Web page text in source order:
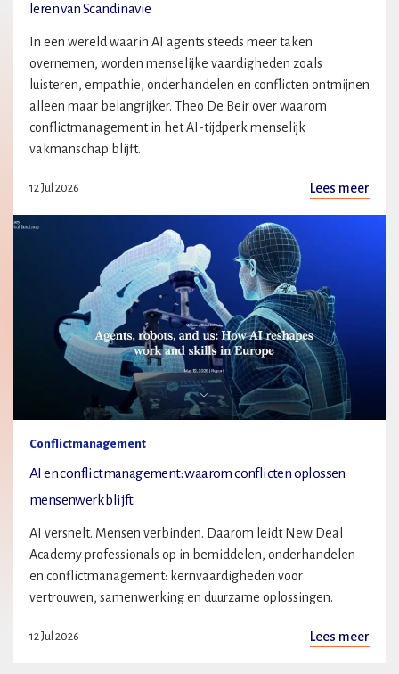
leren van Scandinavië
In een wereld waarin AI agents steeds meer taken
overnemen, worden menselijke vaardigheden zoals
luisteren, empathie, onderhandelen en conflicten ontmijnen
alleen maar belangrijker. Theo De Beir over waarom
conflictmanagement in het AI-tijdperk menselijk
vakmanschap blijft.
12 Jul 2026 Lees meer
Conflictmanagement
AI en conflictmanagement: waarom conflicten oplossen
mensenwerk blijft
AI versnelt. Mensen verbinden. Daarom leidt New Deal
Academy professionals op in bemiddelen, onderhandelen
en conflictmanagement: kernvaardigheden voor
vertrouwen, samenwerking en duurzame oplossingen.
12 Jul 2026 Lees meer